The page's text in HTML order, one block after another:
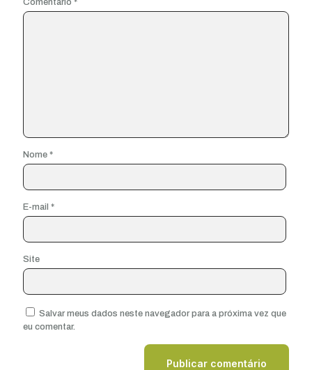
Comentário *
Nome *
E-mail *
Site
Salvar meus dados neste navegador para a próxima vez que
eu comentar.